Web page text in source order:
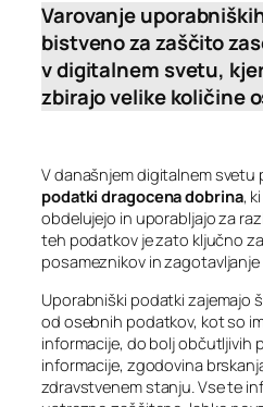
Varovanje
bistveno za zaščito
v digitalnem svetu,
zbirajo velike količine
V današnjem digitalnem
podatki dragocena dobrina,
obdelujejo in uporabljajo za
teh podatkov je zato ključno
posameznikov in
Uporabniški podatki zajemajo
od osebnih podatkov, kot so
informacije, do bolj občutljivih
informacije, zgodovina
zdravstvenem stanju. Vse te